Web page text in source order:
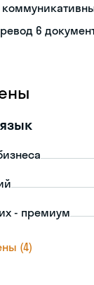
6
- премиум
(4)